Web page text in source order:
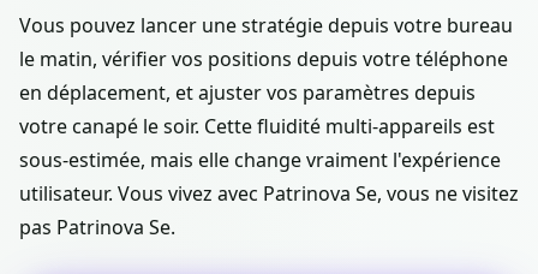
Vous pouvez lancer une stratégie depuis votre bureau
le matin, vérifier vos positions depuis votre téléphone
en déplacement, et ajuster vos paramètres depuis
votre canapé le soir. Cette fluidité multi-appareils est
sous-estimée, mais elle change vraiment l'expérience
utilisateur. Vous vivez avec Patrinova Se, vous ne visitez
pas Patrinova Se.